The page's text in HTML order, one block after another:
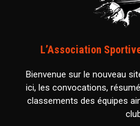
L’Association
Bienvenue sur le nouveau
ici, les convocations,
classements des équipes